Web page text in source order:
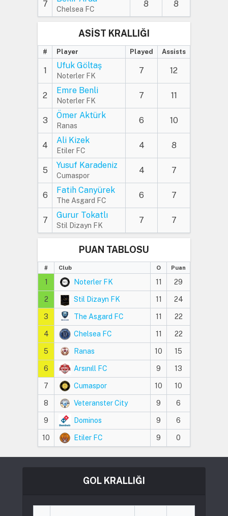
7
Chelsea FC
8 8
ASİST KRALLIĞI
# Player Played Assists
1
Ufuk Göltaş
Noterler FK
7 12
2
Emre Benli
Noterler FK
7 11
3
Ömer Aktürk
Ranas
6 10
4
Ali Kizek
Etiler FC
4 8
5
Yusuf Karadeniz
Cumaspor
4 7
6
Fatih Canyürek
The Asgard FC
6 7
7
Gurur Tokatlı
Stil Dizayn FK
7 7
PUAN TABLOSU
# Club O Puan
1 Noterler FK 11 29
2 Stil Dizayn FK 11 24
3 The Asgard FC 11 22
4 Chelsea FC 11 22
5 Ranas 10 15
6 Arsınıll FC 9 13
7 Cumaspor 10 10
8 Veteranster City 9 6
9 Dominos 9 6
10 Etiler FC 9 0
GOL KRALLIĞI